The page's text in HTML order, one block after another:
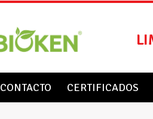
CONTACTO CERTIFICADOS